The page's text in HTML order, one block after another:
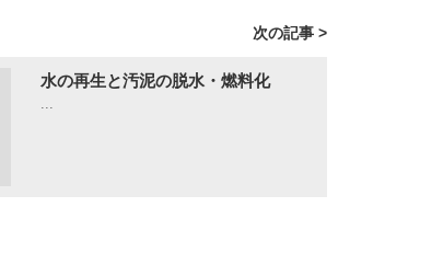
次の記事 >
水の再生と汚泥の脱水・燃料化
...